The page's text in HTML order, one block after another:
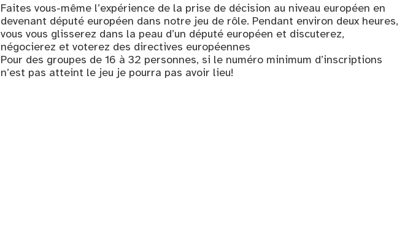
Faites vous-même l’expérience de la prise de décision au niveau européen en
devenant député européen dans notre jeu de rôle. Pendant environ deux heures,
vous vous glisserez dans la peau d’un député européen et discuterez,
négocierez et voterez des directives européennes
Pour des groupes de 16 à 32 personnes, si le numéro minimum d’inscriptions
n’est pas atteint le jeu je pourra pas avoir lieu!